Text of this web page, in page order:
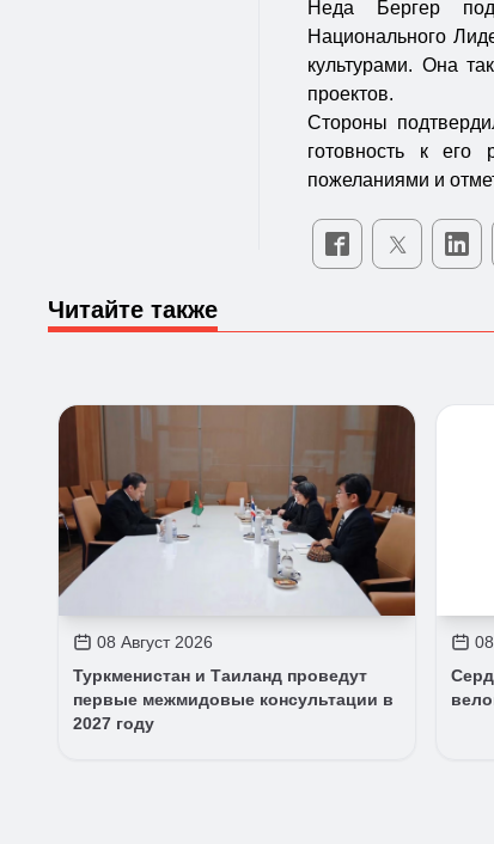
Неда Бергер
Национального
культурами. Она
проектов.
Стороны
готовность к его
пожеланиями и
Читайте также
08 Август 2026
Туркменистан и Таиланд проведут
первые межмидовые консультации в
2027 году